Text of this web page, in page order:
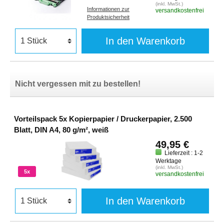
Informationen zur
Produktsicherheit
(inkl. MwSt.)
versandkostenfrei
In den Warenkorb
Nicht vergessen mit zu bestellen!
Vorteilspack 5x Kopierpapier / Druckerpapier, 2.500
Blatt, DIN A4, 80 g/m², weiß
5x
49,95 €
Lieferzeit : 1-2
Werktage
(inkl. MwSt.)
versandkostenfrei
In den Warenkorb